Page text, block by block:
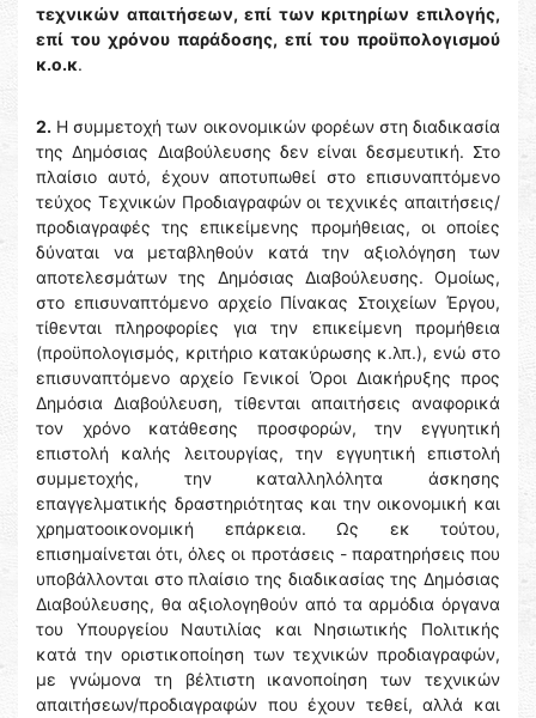
τεχνικών απαιτήσεων, επί των κριτηρίων επιλογής,
επί του χρόνου παράδοσης, επί του προϋπολογισμού
κ.ο.κ.
2. H συμμετοχή των οικονομικών φορέων στη διαδικασία
της Δημόσιας Διαβούλευσης δεν είναι δεσμευτική. Στο
πλαίσιο αυτό, έχουν αποτυπωθεί στο επισυναπτόμενο
τεύχος Τεχνικών Προδιαγραφών οι τεχνικές απαιτήσεις/
προδιαγραφές της επικείμενης προμήθειας, οι οποίες
δύναται να μεταβληθούν κατά την αξιολόγηση των
αποτελεσμάτων της Δημόσιας Διαβούλευσης. Ομοίως,
στο επισυναπτόμενο αρχείο Πίνακας Στοιχείων Έργου,
τίθενται πληροφορίες για την επικείμενη προμήθεια
(προϋπολογισμός, κριτήριο κατακύρωσης κ.λπ.), ενώ στο
επισυναπτόμενο αρχείο Γενικοί Όροι Διακήρυξης προς
Δημόσια Διαβούλευση, τίθενται απαιτήσεις αναφορικά
τον χρόνο κατάθεσης προσφορών, την εγγυητική
επιστολή καλής λειτουργίας, την εγγυητική επιστολή
συμμετοχής, την καταλληλόλητα άσκησης
επαγγελματικής δραστηριότητας και την οικονομική και
χρηματοοικονομική επάρκεια. Ως εκ τούτου,
επισημαίνεται ότι, όλες οι προτάσεις - παρατηρήσεις που
υποβάλλονται στο πλαίσιο της διαδικασίας της Δημόσιας
Διαβούλευσης, θα αξιολογηθούν από τα αρμόδια όργανα
του Υπουργείου Ναυτιλίας και Νησιωτικής Πολιτικής
κατά την οριστικοποίηση των τεχνικών προδιαγραφών,
με γνώμονα τη βέλτιστη ικανοποίηση των τεχνικών
απαιτήσεων/προδιαγραφών που έχουν τεθεί, αλλά και